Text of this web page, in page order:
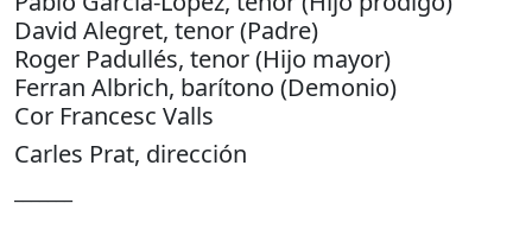
David Alegret, tenor (Padre)
Roger Padullés, tenor (Hijo mayor)
Ferran Albrich, barítono (Demonio)
Cor Francesc Valls
Carles Prat, dirección